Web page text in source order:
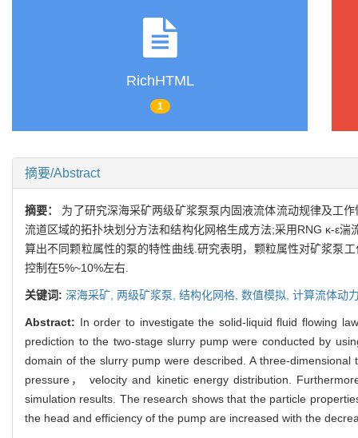
RichHTML
1
摘要/Abstract
摘要： 为了研究深海采矿两级矿浆泵泵内固液流体流动规律及工
流道区域的拓扑块划分方法和结构化网格生成方法;采用RNG κ-ε
算出不同颗粒属性的泵的特性曲线.研究表明，颗粒属性对矿浆泵
控制在5%~10%左右.
关键词: 深海采矿, 两级矿浆泵, 结构化网格, 数值模拟, 计算流体动
Abstract: In order to investigate the solid-liquid fluid flowing
prediction to the two-stage slurry pump were conducted by
domain of the slurry pump were described. A three-
pressure， velocity and kinetic energy distribution.
simulation results. The research shows that the particle
the head and efficiency of the pump are increased with the